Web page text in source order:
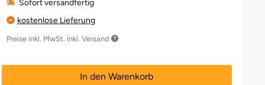
Sofort versandfertig
kostenlose Lieferung
Preise inkl. MwSt. inkl. Versand
In den Warenkorb